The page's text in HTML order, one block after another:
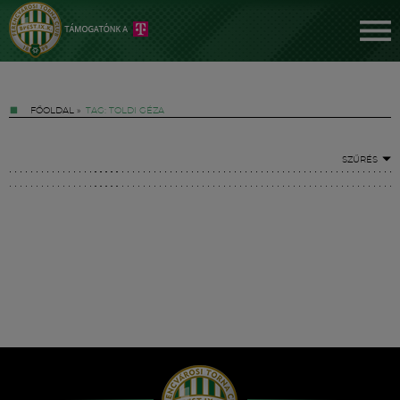
FŐOLDAL » TAG: TOLDI GÉZA
SZŰRÉS
Hírek